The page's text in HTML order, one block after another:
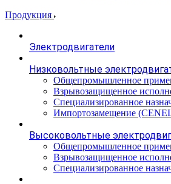
Продукция
Электродвигатели
Низковольтные
Общепромышленное
Взрывозащищенное
Специализированное
Импортозамещение
Высоковольтные
Общепромышленное
Взрывозащищенное
Специализированное